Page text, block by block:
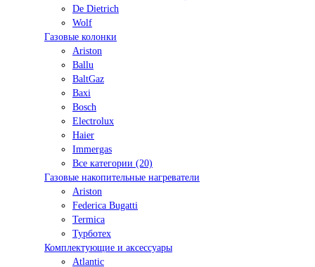
De Dietrich
Wolf
Газовые колонки
Ariston
Ballu
BaltGaz
Baxi
Bosсh
Electrolux
Haier
Immergas
Все категории (20)
Газовые накопительные нагреватели
Ariston
Federica Bugatti
Termica
Турботех
Комплектующие и аксессуары
Atlantic